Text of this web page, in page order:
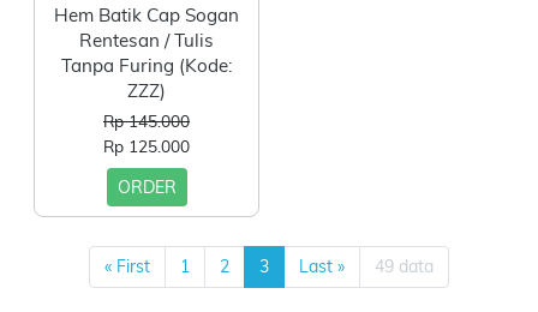
Hem Batik Cap Sogan
Rentesan / Tulis
Tanpa Furing (Kode:
ZZZ)
Rp 145.000
Rp 125.000
ORDER
« First 1 2 3 Last » 49 data